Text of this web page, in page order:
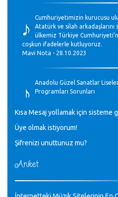
♪
Cumhuriyetimizin kurucusu
Atatürk ve silah arkadaşlarını
ülkemiz Türkiye
coşkun ifadelerle kutluyoruz.
Mavi Nota - 28.10.2023
♪
Anadolu Güzel Sanatlar
Programları Sorunları
♪
GEÇMİŞ OLSUN TÜRKİYE!
Mavi Nota - 07.02.2023
♪
30 yıl sonra karşılaşmak çok
M.Semih Baylan - 08.01.2023
Kısa Mesaj yollamak için sisteme
Üye olmak istiyorum!
Şifrenizi unuttunuz mu?
Anket